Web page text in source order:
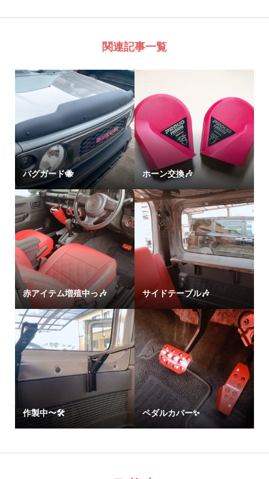
関連記事一覧
バグガード🐝 ホーン交換🎶
赤アイテム増殖中っ🎶 サイドテーブル🎶
作製中〜🛠 ペダルカバー✨